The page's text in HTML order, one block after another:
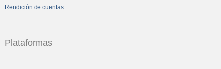
Rendición de cuentas
Plataformas